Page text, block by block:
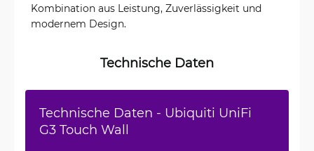
Kombination aus Leistung, Zuverlässigkeit und
modernem Design.
Technische Daten
Technische Daten - Ubiquiti UniFi
G3 Touch Wall